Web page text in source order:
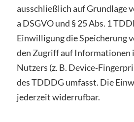
ausschließlich auf Grundlage
a DSGVO und § 25 Abs. 1
Einwilligung die Speicherung
den Zugriff auf Informationen
Nutzers (z. B.
des TDDDG umfasst. Die
jederzeit widerrufbar.